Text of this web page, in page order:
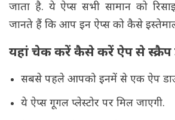
जाता है. ये ऐप्स सभी सामान को
जानते हैं कि आप इन ऐप्स को कैसे
यहां चेक करें कैसे करें ऐप से स्क्रैप
सबसे पहले आपको इनमें से एक ऐप
ये ऐप्स गूगल प्लेस्टोर पर मिल जाएगी.